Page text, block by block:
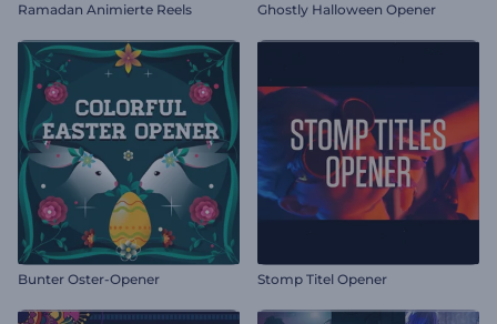
Ramadan Animierte Reels Ghostly Halloween Opener
Bunter Oster-Opener Stomp Titel Opener